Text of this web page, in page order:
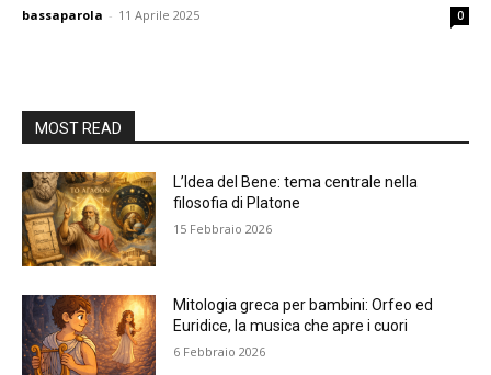
bassaparola - 11 Aprile 2025 0
MOST READ
L’Idea del Bene: tema centrale nella
filosofia di Platone
15 Febbraio 2026
Mitologia greca per bambini: Orfeo ed
Euridice, la musica che apre i cuori
6 Febbraio 2026